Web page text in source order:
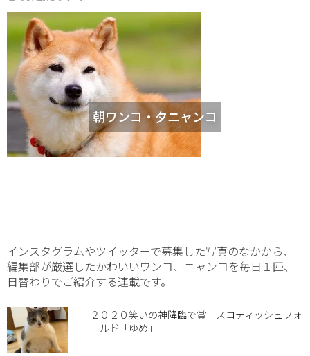
朝ワンコ・夕ニャンコ
インスタグラムやツイッターで募集した写真のなかから、
編集部が厳選したかわいいワンコ、ニャンコを毎日１匹、
日替わりでご紹介する連載です。
２０２０笑いの神降臨で賞 スコティッシュフォ
ールド「ゆめ」